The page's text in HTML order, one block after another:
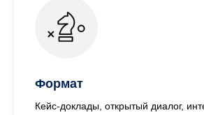
Формат
Кейс-доклады, открытый диалог,